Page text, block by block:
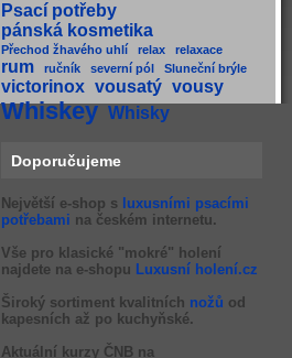
Psací potřeby
pánská kosmetika
Přechod žhavého uhlí relax relaxace
rum ručník severní pól Sluneční brýle
victorinox vousatý vousy
Whiskey Whisky
Doporučujeme
Největší e-shop s
luxusními psacími
potřebami na českém internetu.
Vše pro klasické "mokré" holení
najdete na e-shopu Luxusní holení.cz
Široký sortiment kvalitních nožů od
kapesních až po kuchyňské.
Aktuální kurzy ČNB na